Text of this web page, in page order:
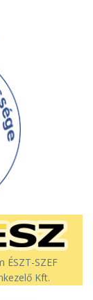
ÉSZT-SZEF
Kft.